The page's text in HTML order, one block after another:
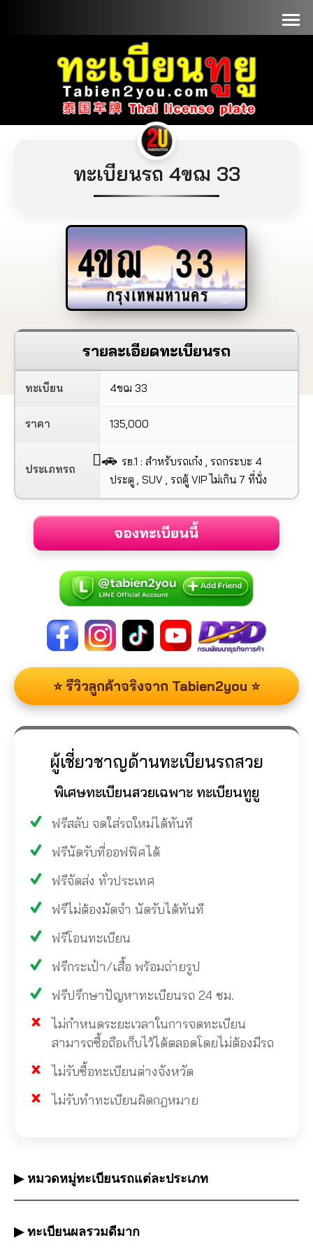
ทะเบียนรถ 4ขฌ 33
4ขฌ 33
กรุงเทพมหานคร
รายละเอียดทะเบียนรถ
ทะเบียน 4ขฌ 33
ราคา 135,000
ประเภทรถ
🚗 รย.1 : สำหรับรถเก๋ง , รถกระบะ 4
ประตู , SUV , รถตู้ VIP ไม่เกิน 7 ที่นั่ง
จองทะเบียนนี้
⭐ รีวิวลูกค้าจริงจาก Tabien2you ⭐
ผู้เชี่ยวชาญด้านทะเบียนรถสวย
พิเศษทะเบียนสวยเฉพาะ ทะเบียนทูยู
ฟรีสลับ จดใส่รถใหม่ได้ทันที
ฟรีนัดรับที่ออฟฟิศได้
ฟรีจัดส่ง ทั่วประเทศ
ฟรีไม่ต้องมัดจำ นัดรับได้ทันที
ฟรีโอนทะเบียน
ฟรีกระเป๋า/เสื้อ พร้อมถ่ายรูป
ฟรีปรึกษาปัญหาทะเบียนรถ 24 ชม.
ไม่กำหนดระยะเวลาในการจดทะเบียน
สามารถซื้อถือเก็บไว้ได้ตลอดโดยไม่ต้องมีรถ
ไม่รับซื้อทะเบียนต่างจังหวัด
ไม่รับทำทะเบียนผิดกฎหมาย
▶ หมวดหมู่ทะเบียนรถแต่ละประเภท
▶ ทะเบียนผลรวมดีมาก